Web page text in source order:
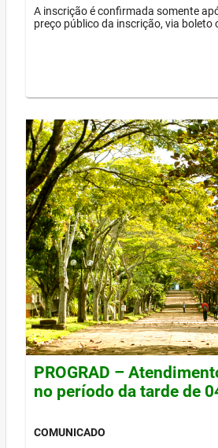
A inscrição é confirmada somente
preço público da inscrição, via boleto
PROGRAD –
no período da tarde de
COMUNICADO